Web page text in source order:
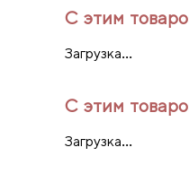
С этим
Загрузка...
С этим
Загрузка...